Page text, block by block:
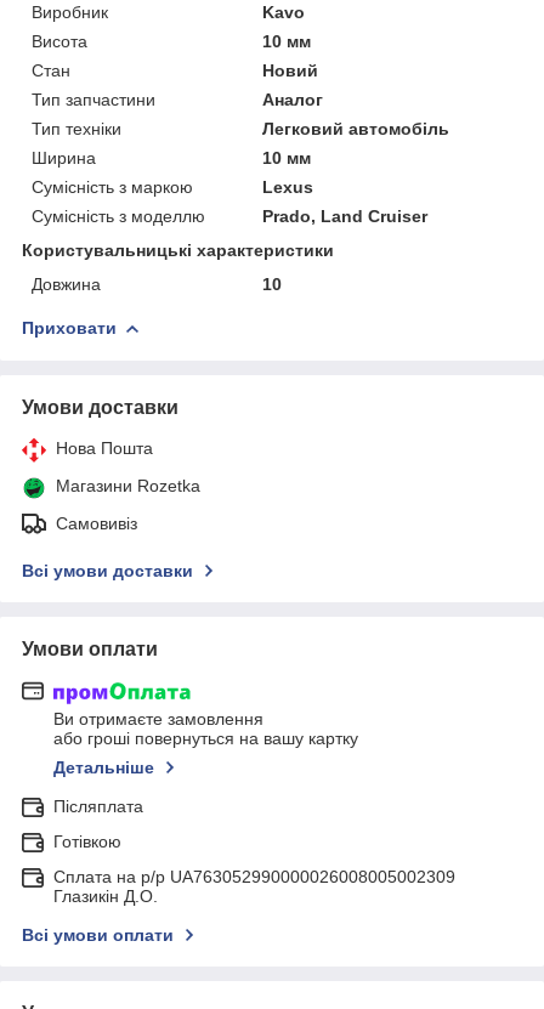
Виробник
Kavo
Висота
10 мм
Стан
Новий
Тип запчастини
Аналог
Тип техніки
Легковий автомобіль
Ширина
10 мм
Сумісність з маркою
Lexus
Сумісність з моделлю
Prado, Land Cruiser
Користувальницькі характеристики
Довжина
10
Приховати
Умови доставки
Нова Пошта
Магазини Rozetka
Самовивіз
Всі умови доставки
Умови оплати
Ви отримаєте замовлення
або гроші повернуться на вашу картку
Детальніше
Післяплата
Готівкою
Сплата на р/р UA763052990000026008005002309
Глазикін Д.О.
Всі умови оплати